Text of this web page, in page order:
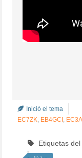
Inició el tema
EC7ZK, EB4GCI, EC3A
Etiquetas